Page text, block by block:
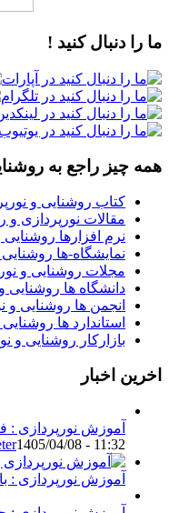
ما را دنبال کنید !
همه چیز راجع به
کتاب روشنایی و
مقالات نورپردازی و
نرم افزارها روشنایی
نمایشگاه-ها
مجلات روشنایی و
دانشگاه ها روشنایی
انجمن ها روشنایی و
استاندارد ها
بازارکار روشنایی و
اخرین اخبار
آموزش نورپردازی :
1405/04/08 - 11:32
آموزش نورپردازی :